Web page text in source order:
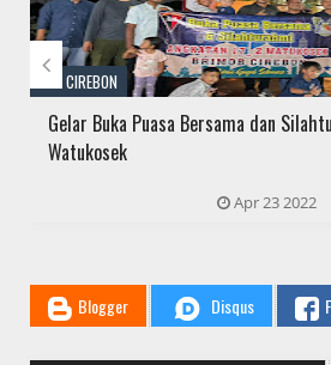
KAB CIREBON
Gelar Buka Puasa Bersama dan
Watukosek
Apr 23 2022

Blogger Disqus